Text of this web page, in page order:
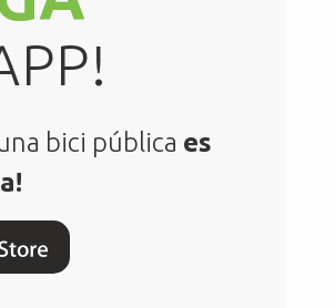
bici pública es